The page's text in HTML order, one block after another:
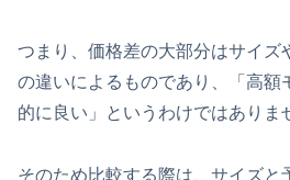
つまり、価格差の大部分はサイズ
の違いによるものであり、「高額
的に良い」というわけではありま
そのため比較する際は、サイズと